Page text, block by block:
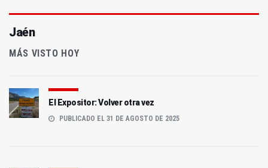
Jaén
MÁS VISTO HOY
El Expositor: Volver otra vez
PUBLICADO EL 31 DE AGOSTO DE 2025